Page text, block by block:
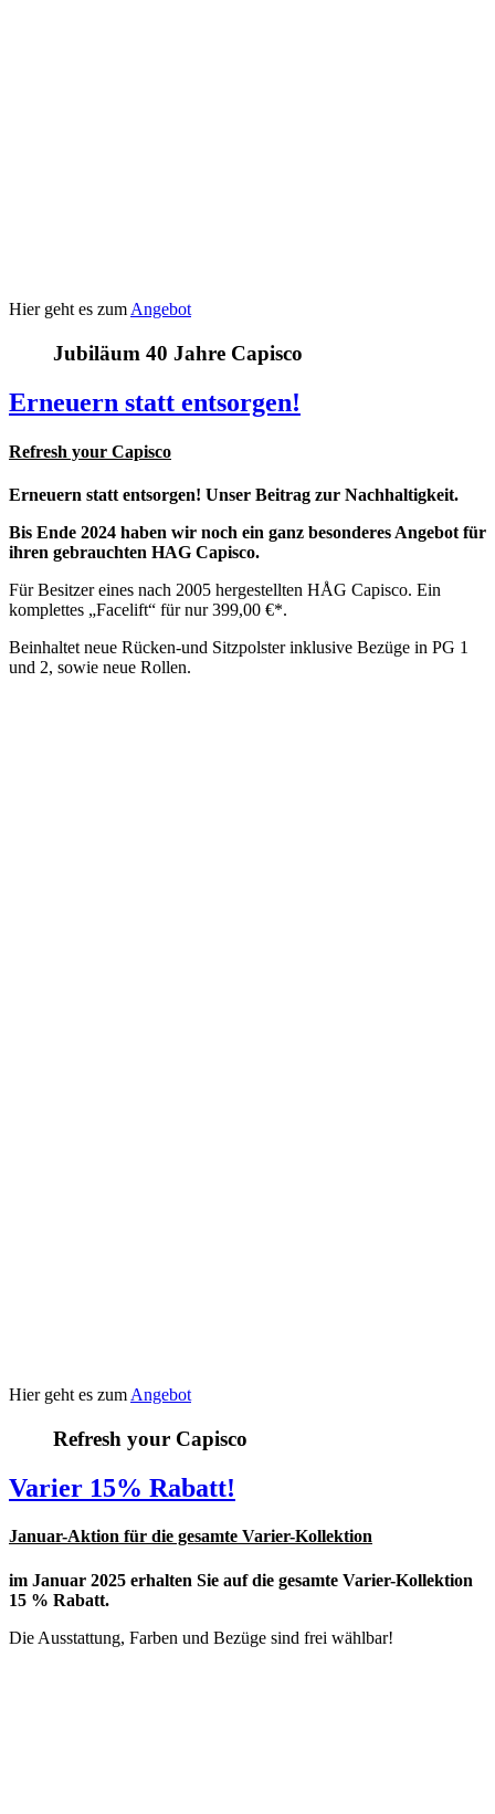
Hier geht es zumAngebot
Jubiläum 40 Jahre Capisco
Erneuern statt entsorgen!
Refresh your Capisco
Erneuern statt entsorgen! Unser Beitrag zur Nachhaltigkeit.
Bis Ende 2024 haben wir noch ein ganz besonderes Angebot für
ihren gebrauchten HAG Capisco.
Für Besitzer eines nach 2005 hergestellten HÅG Capisco. Ein
komplettes „Facelift“ für nur 399,00 €*.
Beinhaltet neue Rücken-und Sitzpolster inklusive Bezüge in PG 1
und 2, sowie neue Rollen.
Hier geht es zum Angebot
Refresh your Capisco
Varier 15% Rabatt!
Januar-Aktion für die gesamte Varier-Kollektion
im Januar 2025 erhalten Sie auf die gesamte Varier-Kollektion
15 % Rabatt.
Die Ausstattung, Farben und Bezüge sind frei wählbar!